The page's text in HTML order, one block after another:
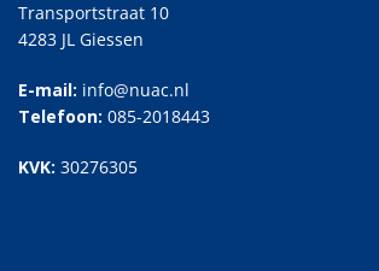
Transportstraat 10
4283 JL Giessen
E-mail: info@nuac.nl
Telefoon: 085-2018443
KVK: 30276305